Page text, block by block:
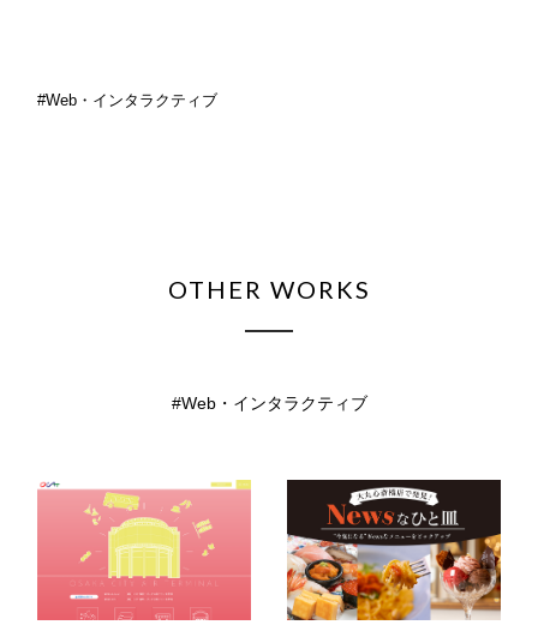
Web・インタラクティブ
OTHER WORKS
Web・インタラクティブ